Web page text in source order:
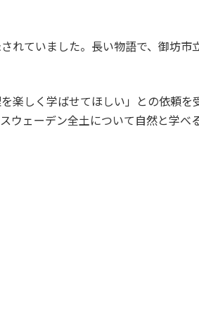
ていました。長い物語で、御坊市
しく学ばせてほしい」との依頼
ウェーデン全土について自然と学